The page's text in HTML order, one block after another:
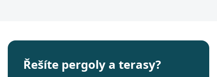
Řešíte pergoly a terasy?